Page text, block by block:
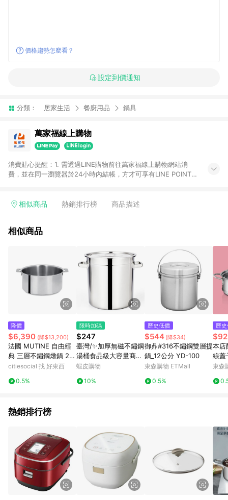
價格趨勢怎麼看？
設定到價通知
分類： 居家生活 餐廚用品 鍋具
萬家福線上購物
消費貼心提醒：1. 需透過LINE購物前往萬家福線上購物網站消
費，並在同一瀏覽器於24小時內結帳，方才可享有LINE POINTS
4. 不具回饋資格種類商品：電子禮券。 5. 回饋點數計算將排除訂
錄，相關問題請於保留時間內聯絡客服中心，並由康達盛通生活
提供簡單、快速、輕鬆的購物流程及體驗，將不定期推出精選、
話題性或期間限定商品來滿足您的喜好。
相似商品 熱銷排行榜 商品描述
相似商品
降價
$6,390 (降$13,200)
法國 MUTINE 自由經
典 三層不鏽鋼燉鍋 22
公分 F22Q
citiesocial 找 好東西
0.5%
限時加碼
$247
臺灣/✨加厚無磁不鏽鋼
湯桶食品級大容量商用
家用特厚湯鍋釀酒滷肉
蝦皮購物
10%
歷史低價
$544 (降$34)
御鼎#316不鏽鋼雙層提
鍋_12公分 YD-100
東森購物 ETMall
0.5%
歷
$92
本店
線蓋
熱鍋
東森
熱銷排行榜